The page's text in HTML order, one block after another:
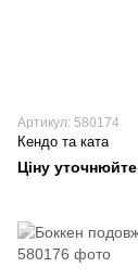
Артикул: 580174
Кендо та ката
Ціну уточнюйте